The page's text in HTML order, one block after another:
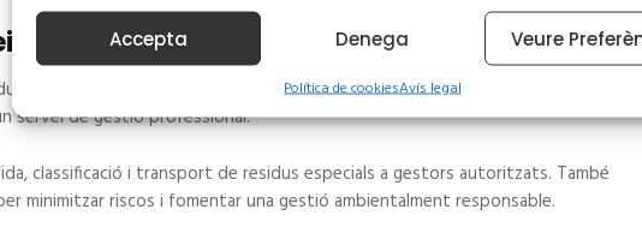
Accepta Denega Veure
Política de cookiesAvís legal
especialitzat
químics o si ets una empresa, una comunitat de propietaris o un establiment
servei de gestió professional.
classificació i transport de residus especials a gestors autoritzats. També
minimitzar riscos i fomentar una gestió ambientalment responsable.